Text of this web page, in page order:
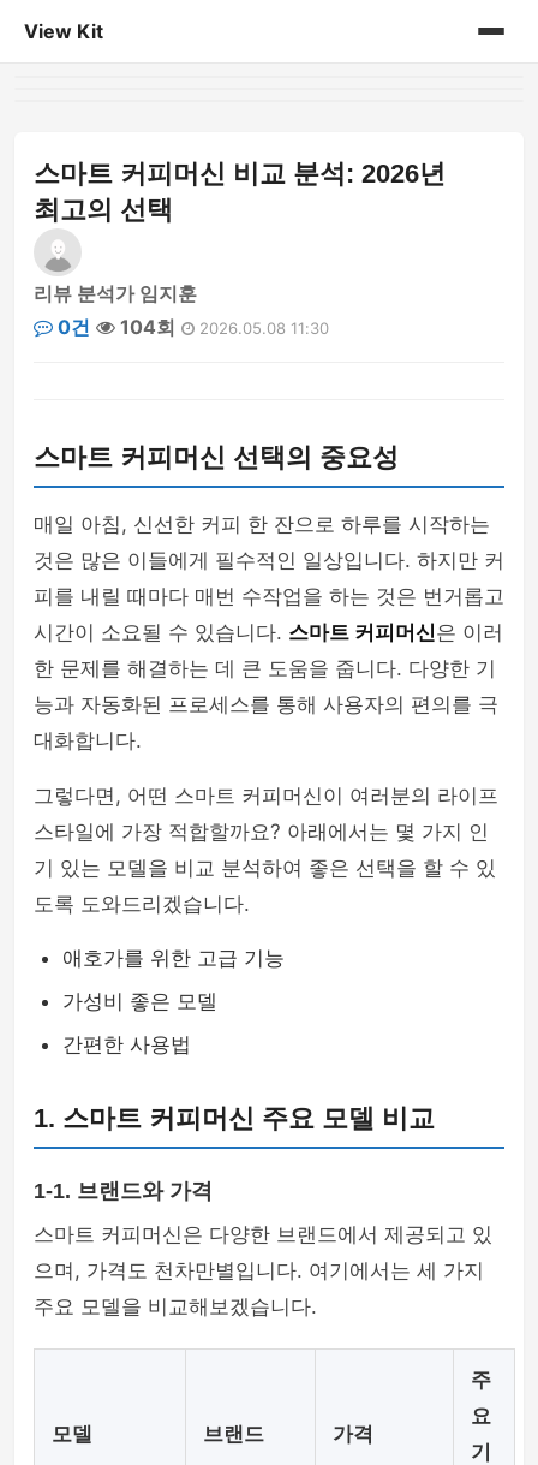
View Kit
스마트 커피머신 비교 분석: 2026년
최고의 선택
리뷰 분석가 임지훈
0건
104회 2026.05.08 11:30
스마트 커피머신 선택의 중요성
매일 아침, 신선한 커피 한 잔으로 하루를 시작하는
것은 많은 이들에게 필수적인 일상입니다. 하지만 커
피를 내릴 때마다 매번 수작업을 하는 것은 번거롭고
시간이 소요될 수 있습니다. 스마트 커피머신은 이러
한 문제를 해결하는 데 큰 도움을 줍니다. 다양한 기
능과 자동화된 프로세스를 통해 사용자의 편의를 극
대화합니다.
그렇다면, 어떤 스마트 커피머신이 여러분의 라이프
스타일에 가장 적합할까요? 아래에서는 몇 가지 인
기 있는 모델을 비교 분석하여 좋은 선택을 할 수 있
도록 도와드리겠습니다.
애호가를 위한 고급 기능
가성비 좋은 모델
간편한 사용법
1. 스마트 커피머신 주요 모델 비교
1-1. 브랜드와 가격
스마트 커피머신은 다양한 브랜드에서 제공되고 있
으며, 가격도 천차만별입니다. 여기에서는 세 가지
주요 모델을 비교해보겠습니다.
모델 브랜드 가격
주
요
기